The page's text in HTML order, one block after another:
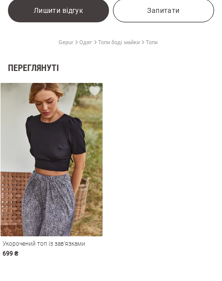
Лишити відгук Запитати
Gepur Одяг Топи боді майки Топи
ПЕРЕГЛЯНУТІ
Укорочений топ із зав'язками
699 ₴